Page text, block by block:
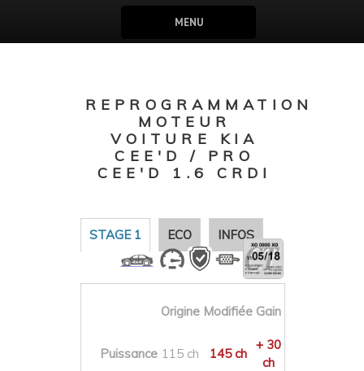
MENU
REPROGRAMMATION
MOTEUR
VOITURE KIA
CEE'D / PRO
CEE'D 1.6 CRDI
STAGE 1 ECO INFOS
Origine Modifiée Gain
Puissance 115 ch 145 ch
+ 30
ch